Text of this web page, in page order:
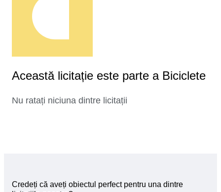
Această licitație este parte a Biciclete
Nu ratați niciuna dintre licitații
Credeți că aveți obiectul perfect pentru una dintre